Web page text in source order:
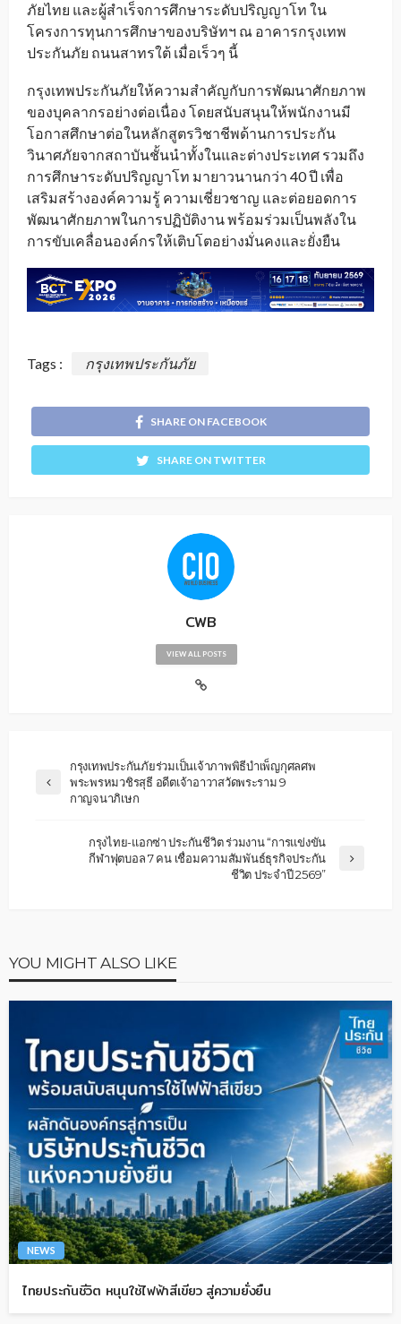
ภัยไทย และผู้สำเร็จการศึกษาระดับปริญญาโท ใน
โครงการทุนการศึกษาของบริษัทฯ ณ อาคารกรุงเทพ
ประกันภัย ถนนสาทรใต้ เมื่อเร็วๆ นี้
กรุงเทพประกันภัยให้ความสำคัญกับการพัฒนาศักยภาพ
ของบุคลากรอย่างต่อเนื่อง โดยสนับสนุนให้พนักงานมี
โอกาสศึกษาต่อในหลักสูตรวิชาชีพด้านการประกัน
วินาศภัยจากสถาบันชั้นนำทั้งในและต่างประเทศ รวมถึง
การศึกษาระดับปริญญาโท มายาวนานกว่า 40 ปี เพื่อ
เสริมสร้างองค์ความรู้ ความเชี่ยวชาญ และต่อยอดการ
พัฒนาศักยภาพในการปฏิบัติงาน พร้อมร่วมเป็นพลังใน
การขับเคลื่อนองค์กรให้เติบโตอย่างมั่นคงและยั่งยืน
Tags : กรุงเทพประกันภัย
SHARE ON FACEBOOK
SHARE ON TWITTER
CWB
VIEW ALL POSTS
กรุงเทพประกันภัยร่วมเป็นเจ้าภาพพิธีบำเพ็ญกุศลศพ
พระพรหมวชิรสุธี อดีตเจ้าอาวาสวัดพระราม 9
กาญจนาภิเษก
กรุงไทย-แอกซ่า ประกันชีวิต ร่วมงาน “การแข่งขัน
กีฬาฟุตบอล 7 คน เชื่อมความสัมพันธ์ธุรกิจประกัน
ชีวิต ประจำปี 2569”
YOU MIGHT ALSO LIKE
NEWS
ไทยประกันชีวิต หนุนใช้ไฟฟ้าสีเขียว สู่ความยั่งยืน